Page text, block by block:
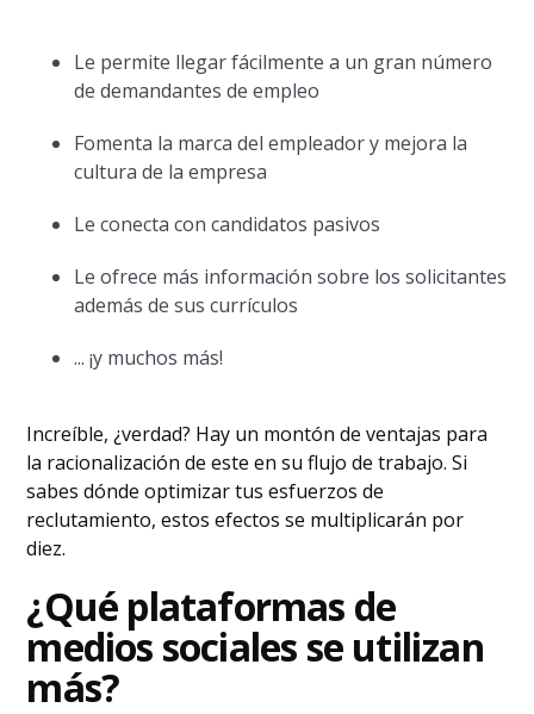
Le permite llegar fácilmente a un gran número
de demandantes de empleo
Fomenta la marca del empleador y mejora la
cultura de la empresa
Le conecta con candidatos pasivos
Le ofrece más información sobre los solicitantes
además de sus currículos
... ¡y muchos más!
Increíble, ¿verdad? Hay un montón de ventajas para
la racionalización de este en su flujo de trabajo. Si
sabes dónde optimizar tus esfuerzos de
reclutamiento, estos efectos se multiplicarán por
diez.
¿Qué plataformas de
medios sociales se utilizan
más?